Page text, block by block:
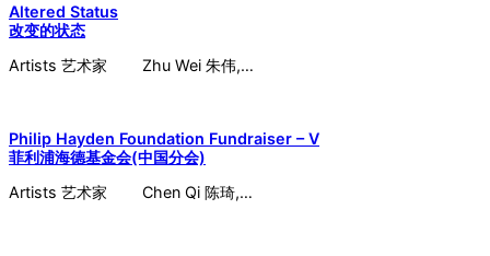
Altered Status
改变的状态
Artists 艺术家 Zhu Wei 朱伟,…
Philip Hayden Foundation Fundraiser – V
菲利浦海德基金会(中国分会)
Artists 艺术家 Chen Qi 陈琦,…